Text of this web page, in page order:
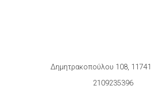
Δημητρακοπούλου 108,
2109235396